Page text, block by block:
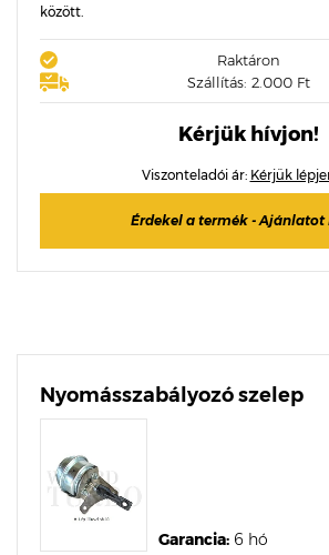
között.
Raktáron
Szállítás: 2.000 Ft
Kérjük hívjon!
Viszonteladói ár: Kérjük
Érdekel a termék - Ajánlatot
Nyomásszabályozó szelep
Garancia: 6 hó